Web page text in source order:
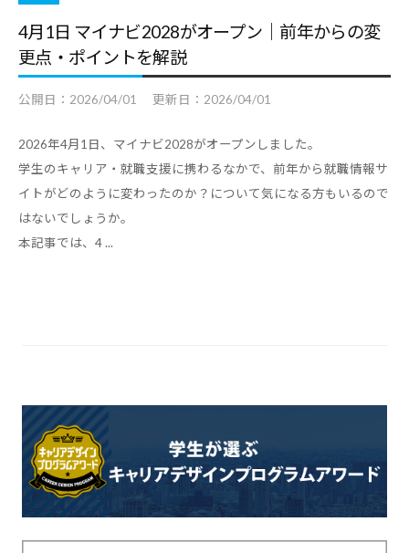
4月1日 マイナビ2028がオープン｜前年からの変
更点・ポイントを解説
公開日： 2026/04/01 更新日： 2026/04/01
2026年4月1日、マイナビ2028がオープンしました。
学生のキャリア・就職支援に携わるなかで、前年から就職情報サ
イトがどのように変わったのか？について気になる方もいるので
はないでしょうか。
本記事では、4 ...